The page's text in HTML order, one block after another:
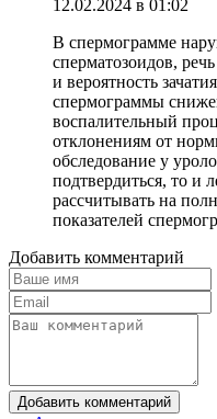
12.02.2024 в 01:02
В спермограмме
сперматозоидов,
и вероятность
спермограммы
воспалительный
отклонениям от
обследование у
подтвердиться, то и
рассчитывать на
показателей
Добавить комментарий
Добавить комментарий